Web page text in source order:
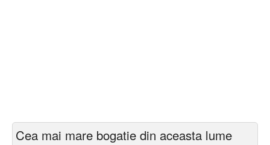
Cea mai mare bogatie din aceasta lume